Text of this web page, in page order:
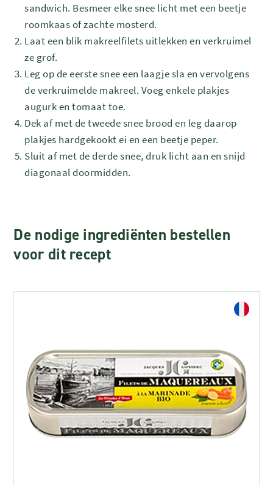
sandwich. Besmeer elke snee licht met een beetje
roomkaas of zachte mosterd.
Laat een blik makreelfilets uitlekken en verkruimel
ze grof.
Leg op de eerste snee een laagje sla en vervolgens
de verkruimelde makreel. Voeg enkele plakjes
augurk en tomaat toe.
Dek af met de tweede snee brood en leg daarop
plakjes hardgekookt ei en een beetje peper.
Sluit af met de derde snee, druk licht aan en snijd
diagonaal doormidden.
De nodige ingrediënten bestellen
voor dit recept